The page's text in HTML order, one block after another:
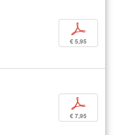
p
€ 5,95
p
€ 7,95